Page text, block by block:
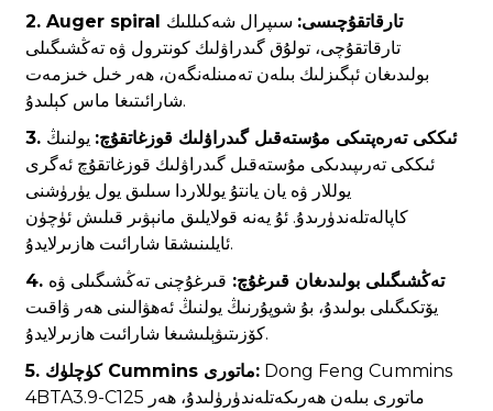
2. Auger spiral تارقاتقۇچىسى: سىپرال شەكىللىك
تارقاتقۇچى، تولۇق گىدراۋلىك كونترول ۋە تەڭشىگىلى
بولىدىغان ئېگىزلىك بىلەن تەمىنلەنگەن، ھەر خىل خىزمەت
شارائىتىغا ماس كېلىدۇ.
3. ئىككى تەرەپتىكى مۇستەقىل گىدراۋلىك قوزغاتقۇچ: يولنىڭ
ئىككى تەرىپىدىكى مۇستەقىل گىدراۋلىك قوزغاتقۇچ ئەگرى
يوللار ۋە يان يانتۇ يوللاردا سىلىق يول يۈرۈشنى
كاپالەتلەندۈرىدۇ. ئۇ يەنە قولايلىق مانېۋىر قىلىش ئۈچۈن
ئايلىنىشقا شارائىت ھازىرلايدۇ.
4. تەڭشىگىلى بولىدىغان قىرغۇچ: قىرغۇچنى تەڭشىگىلى ۋە
يۆتكىگىلى بولىدۇ، بۇ شوپۇرنىڭ يولنىڭ ئەھۋالىنى ھەر ۋاقىت
كۆزىتىۋېلىشىغا شارائىت ھازىرلايدۇ.
5. كۈچلۈك Cummins ماتورى:Dong Feng Cummins
4BTA3.9-C125 ماتورى بىلەن ھەرىكەتلەندۈرۈلىدۇ، ھەر